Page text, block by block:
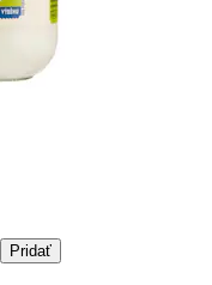
Pridať